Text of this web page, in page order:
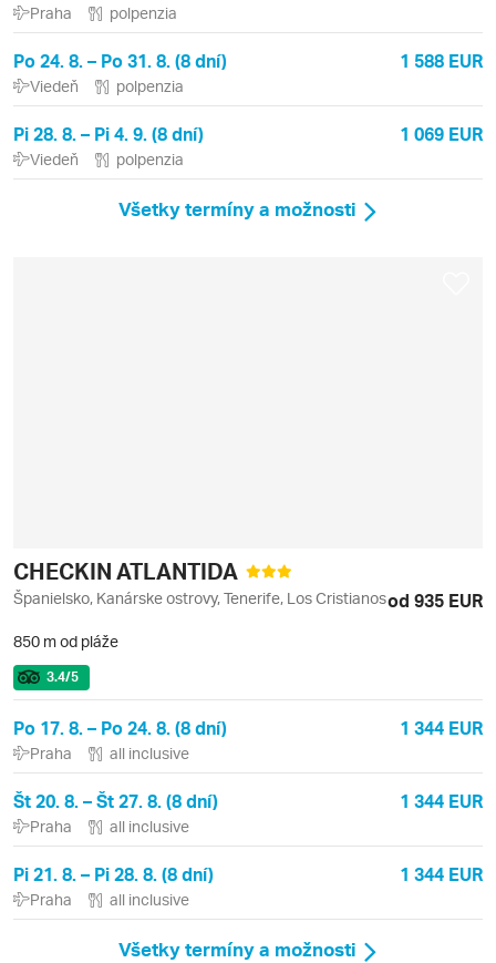
Praha polpenzia
Po 24. 8. – Po 31. 8. (8 dní) 1 588 EUR
Viedeň polpenzia
Pi 28. 8. – Pi 4. 9. (8 dní) 1 069 EUR
Viedeň polpenzia
Všetky termíny a možnosti
CHECKIN ATLANTIDA
Španielsko, Kanárske ostrovy, Tenerife, Los Cristianosod 935 EUR
850 m od pláže
3.4/5
Po 17. 8. – Po 24. 8. (8 dní) 1 344 EUR
Praha all inclusive
Št 20. 8. – Št 27. 8. (8 dní) 1 344 EUR
Praha all inclusive
Pi 21. 8. – Pi 28. 8. (8 dní) 1 344 EUR
Praha all inclusive
Všetky termíny a možnosti